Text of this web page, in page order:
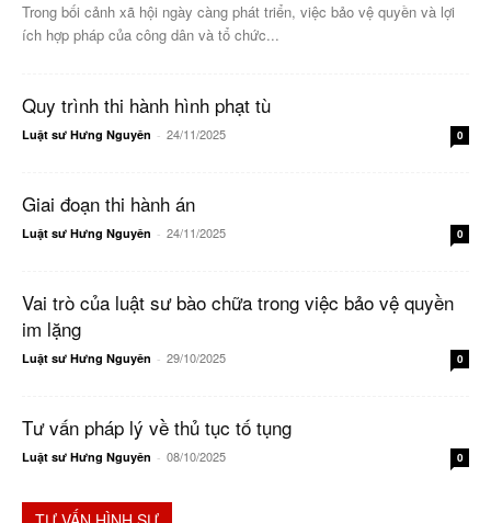
Trong bối cảnh xã hội ngày càng phát triển, việc bảo vệ quyền và lợi
ích hợp pháp của công dân và tổ chức...
Quy trình thi hành hình phạt tù
Luật sư Hưng Nguyên - 24/11/2025 0
Giai đoạn thi hành án
Luật sư Hưng Nguyên - 24/11/2025 0
Vai trò của luật sư bào chữa trong việc bảo vệ quyền
im lặng
Luật sư Hưng Nguyên - 29/10/2025 0
Tư vấn pháp lý về thủ tục tố tụng
Luật sư Hưng Nguyên - 08/10/2025 0